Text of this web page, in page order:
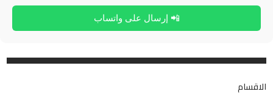
📲 إرسال على واتساب
الاقسام